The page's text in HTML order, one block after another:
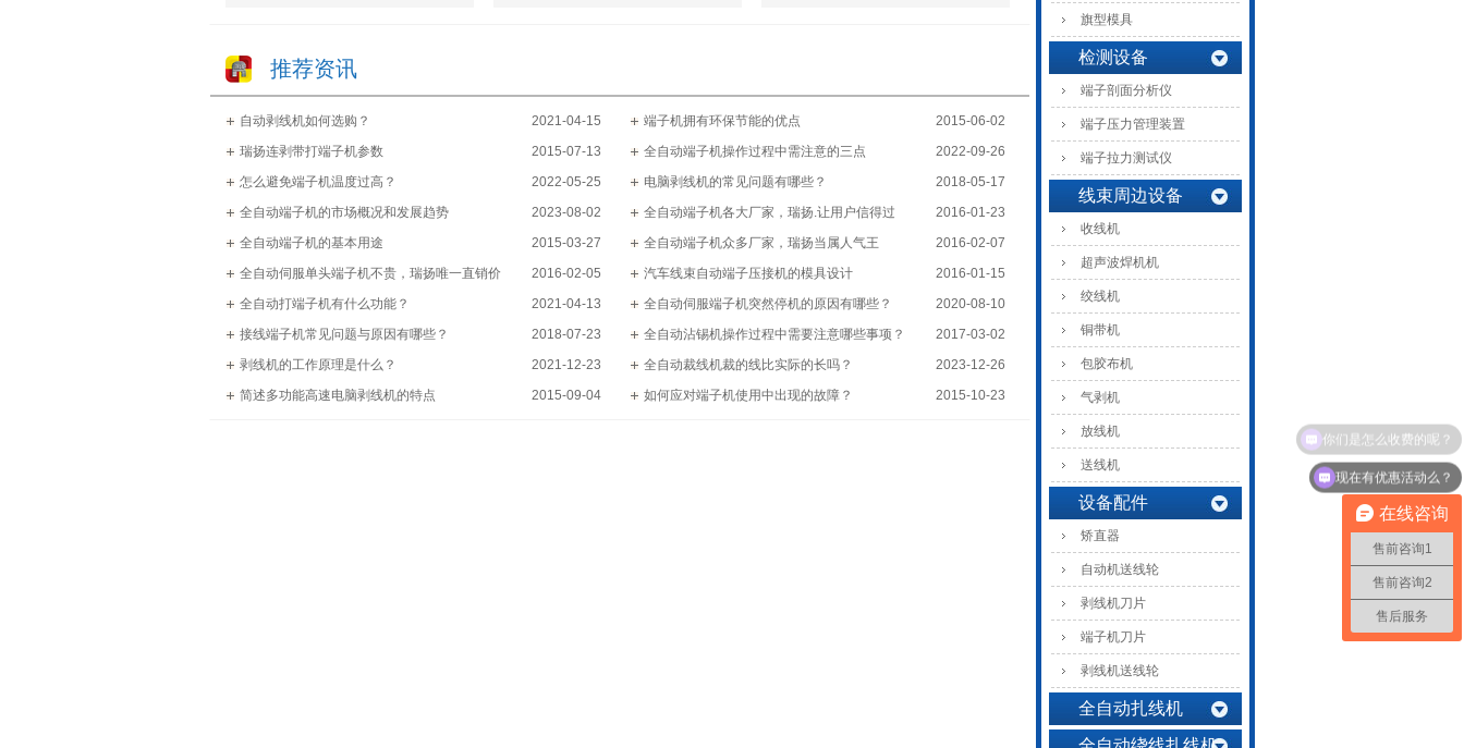
推荐资讯
2021-04-15
自动剥线机如何选购？ 2015-06-02
端子机拥有环保节能的优点
2015-07-13
瑞扬连剥带打端子机参数 2022-09-26
全自动端子机操作过程中需注意的三点
2022-05-25
怎么避免端子机温度过高？ 2018-05-17
电脑剥线机的常见问题有哪些？
2023-08-02
全自动端子机的市场概况和发展趋势 2016-01-23
全自动端子机各大厂家，瑞扬.让用户信得过
2015-03-27
全自动端子机的基本用途 2016-02-07
全自动端子机众多厂家，瑞扬当属人气王
2016-02-05
全自动伺服单头端子机不贵，瑞扬唯一直销价 2016-01-15
汽车线束自动端子压接机的模具设计
2021-04-13
全自动打端子机有什么功能？ 2020-08-10
全自动伺服端子机突然停机的原因有哪些？
2018-07-23
接线端子机常见问题与原因有哪些？ 2017-03-02
全自动沾锡机操作过程中需要注意哪些事项？
2021-12-23
剥线机的工作原理是什么？ 2023-12-26
全自动裁线机裁的线比实际的长吗？
2015-09-04
简述多功能高速电脑剥线机的特点 2015-10-23
如何应对端子机使用中出现的故障？
旗型模具
检测设备
端子剖面分析仪
端子压力管理装置
端子拉力测试仪
线束周边设备
收线机
超声波焊机机
绞线机
铜带机
包胶布机
气剥机
放线机
送线机
设备配件
矫直器
自动机送线轮
剥线机刀片
端子机刀片
剥线机送线轮
全自动扎线机
在线咨询
售前咨询1
售前咨询2
售后服务
现在有优惠活动么？